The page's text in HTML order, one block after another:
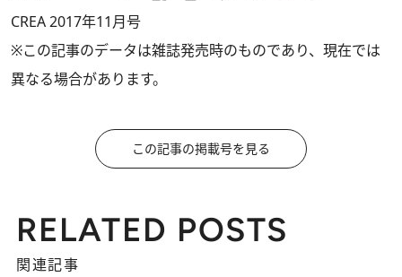
CREA 2017年11月号
※この記事のデータは雑誌発売時のものであり、現在では
異なる場合があります。
この記事の掲載号を見る
RELATED POSTS
関連記事